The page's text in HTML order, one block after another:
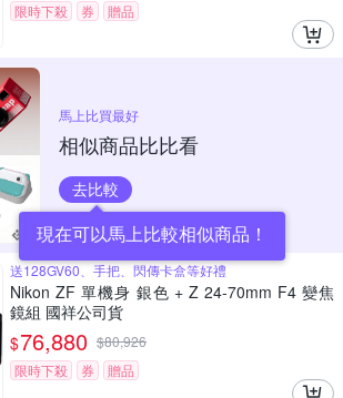
限時下殺
券 贈品
馬上比買最好
相似商品比比看
去比較
現在可以馬上比較相似商品！
送128GV60、手把、閃傳卡盒等好禮
Nikon ZF 單機身 銀色 + Z 24-70mm F4 變焦
鏡組 國祥公司貨
$76,880 $80,926
限時下殺
券 贈品